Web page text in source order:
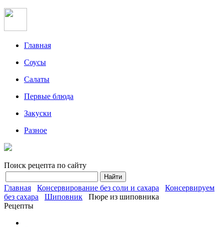
Главная
Соусы
Салаты
Первые блюда
Закуски
Разное
Поиск рецепта по сайту
Главная Консервирование без соли и сахара
Консервируем
без сахара
Шиповник
Пюре из шиповника
Рецепты